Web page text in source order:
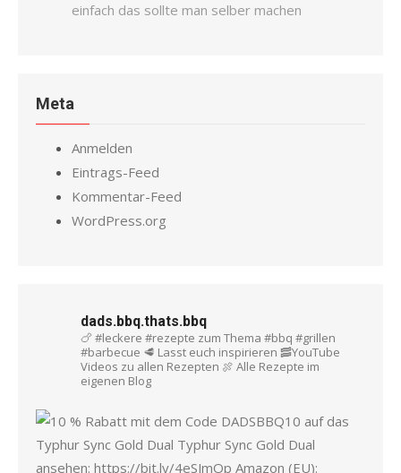
einfach das sollte man selber machen
Meta
Anmelden
Eintrags-Feed
Kommentar-Feed
WordPress.org
dads.bbq.thats.bbq
🍗 #leckere #rezepte zum Thema #bbq #grillen
#barbecue 🥩 Lasst euch inspirieren 🥓YouTube
Videos zu allen Rezepten 🍖 Alle Rezepte im
eigenen Blog